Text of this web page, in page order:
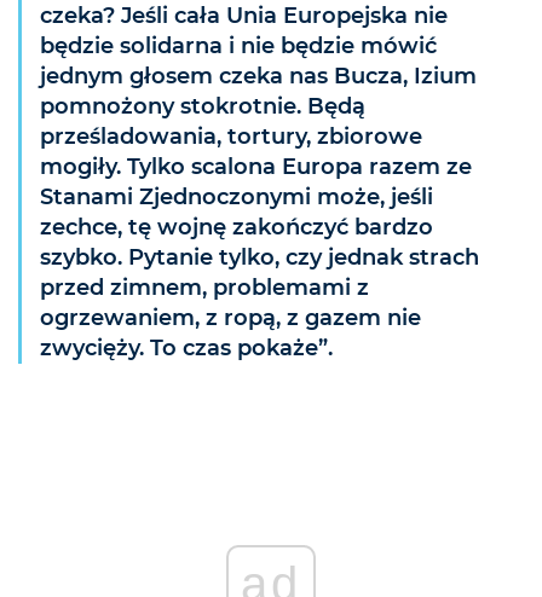
czeka? Jeśli cała Unia Europejska nie
będzie solidarna i nie będzie mówić
jednym głosem czeka nas Bucza, Izium
pomnożony stokrotnie. Będą
prześladowania, tortury, zbiorowe
mogiły. Tylko scalona Europa razem ze
Stanami Zjednoczonymi może, jeśli
zechce, tę wojnę zakończyć bardzo
szybko. Pytanie tylko, czy jednak strach
przed zimnem, problemami z
ogrzewaniem, z ropą, z gazem nie
zwycięży. To czas pokaże”.
ad